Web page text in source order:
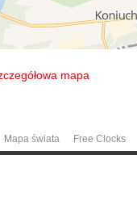
mapa
Mapa świata Free Clocks